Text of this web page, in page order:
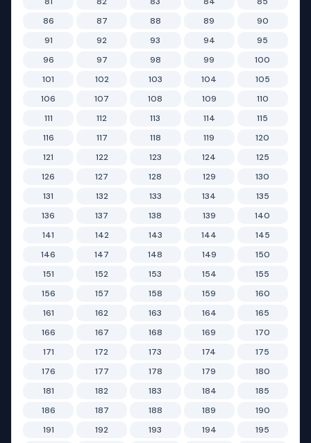
86
87 88 89
90
91
92 93 94
95
96
97 98 99
100
101
102 103 104
105
106
107 108 109
110
111
112 113 114
115
116
117 118 119
120
121
122 123 124
125
126
127 128 129
130
131
132 133 134
135
136
137 138 139
140
141
142 143 144
145
146
147 148 149
150
151
152 153 154
155
156
157 158 159
160
161
162 163 164
165
166
167 168 169
170
171
172 173 174
175
176
177 178 179
180
181
182 183 184
185
186
187 188 189
190
191
192 193 194
195